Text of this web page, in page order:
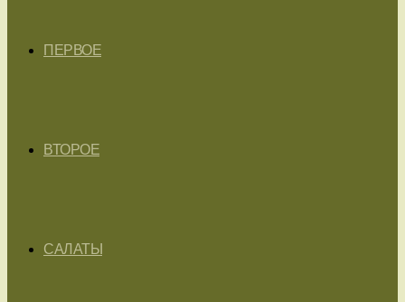
ПЕРВОЕ
ВТОРОЕ
САЛАТЫ